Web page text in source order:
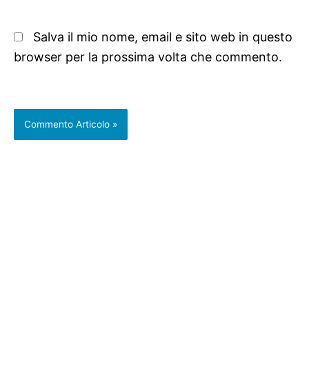
Salva il mio nome, email e sito web in questo
browser per la prossima volta che commento.